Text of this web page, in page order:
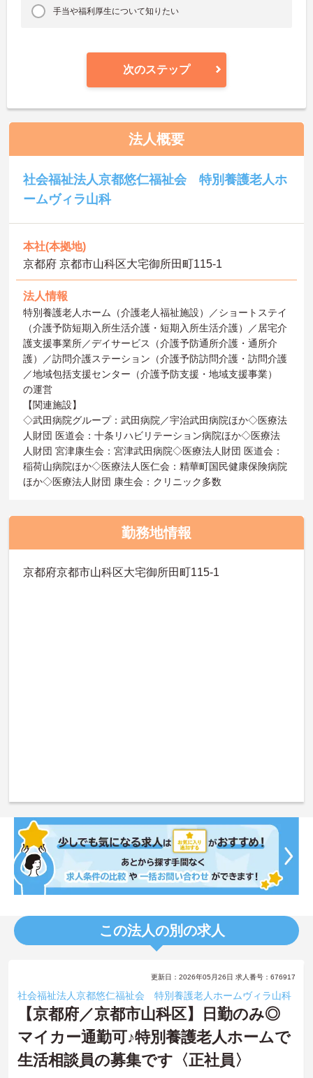
手当や福利厚生について知りたい
次のステップ
法人概要
社会福祉法人京都悠仁福祉会 特別養護老人ホ
ームヴィラ山科
本社(本拠地)
京都府 京都市山科区大宅御所田町115-1
法人情報
特別養護老人ホーム（介護老人福祉施設）／ショートステイ
（介護予防短期入所生活介護・短期入所生活介護）／居宅介
護支援事業所／デイサービス（介護予防通所介護・通所介
護）／訪問介護ステーション（介護予防訪問介護・訪問介護
／地域包括支援センター（介護予防支援・地域支援事業）
の運営
【関連施設】
◇武田病院グループ：武田病院／宇治武田病院ほか◇医療法
人財団 医道会：十条リハビリテーション病院ほか◇医療法
人財団 宮津康生会：宮津武田病院◇医療法人財団 医道会：
稲荷山病院ほか◇医療法人医仁会：精華町国民健康保険病院
ほか◇医療法人財団 康生会：クリニック多数
勤務地情報
京都府京都市山科区大宅御所田町115-1
この法人の別の求人
更新日：2026年05月26日 求人番号：676917
社会福祉法人京都悠仁福祉会 特別養護老人ホームヴィラ山科
【京都府／京都市山科区】日勤のみ◎
マイカー通勤可♪特別養護老人ホームで
生活相談員の募集です〈正社員〉